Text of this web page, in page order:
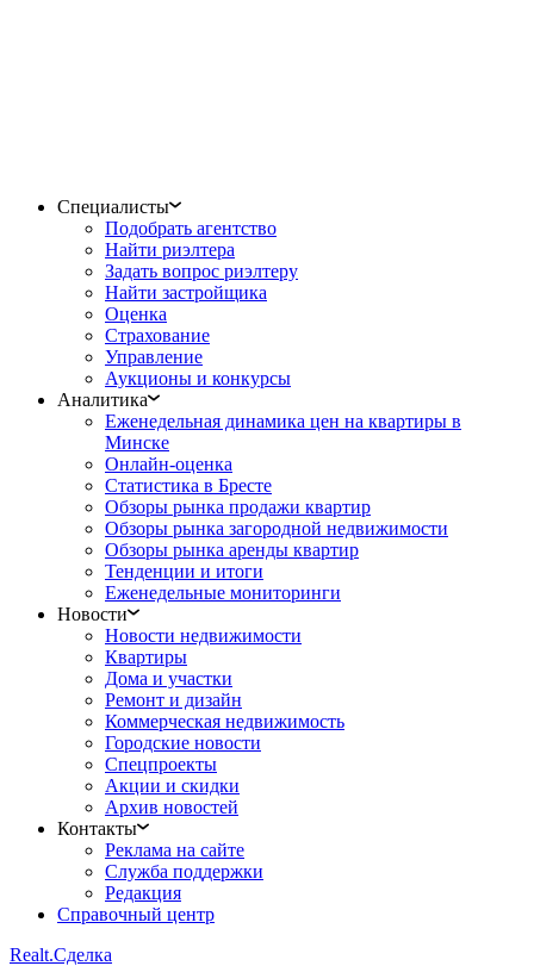
Специалисты
Подобрать агентство
Найти риэлтера
Задать вопрос риэлтеру
Найти застройщика
Оценка
Страхование
Управление
Аукционы и конкурсы
Аналитика
Еженедельная динамика цен на квартиры в
Минске
Онлайн-оценка
Статистика в Бресте
Обзоры рынка продажи квартир
Обзоры рынка загородной недвижимости
Обзоры рынка аренды квартир
Тенденции и итоги
Еженедельные мониторинги
Новости
Новости недвижимости
Квартиры
Дома и участки
Ремонт и дизайн
Коммерческая недвижимость
Городские новости
Спецпроекты
Акции и скидки
Архив новостей
Контакты
Реклама на сайте
Служба поддержки
Редакция
Справочный центр
Realt.Сделка